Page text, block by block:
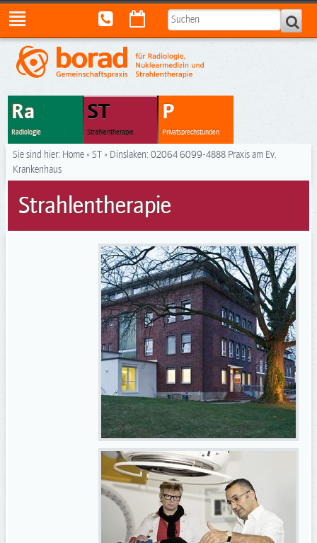
Ra
Radiologie
ST
Strahlentherapie
P
Privatsprechstunden
Sie sind hier: Home »ST » Dinslaken: 02064 6099-4888 Praxis am Ev.
Krankenhaus
Strahlentherapie